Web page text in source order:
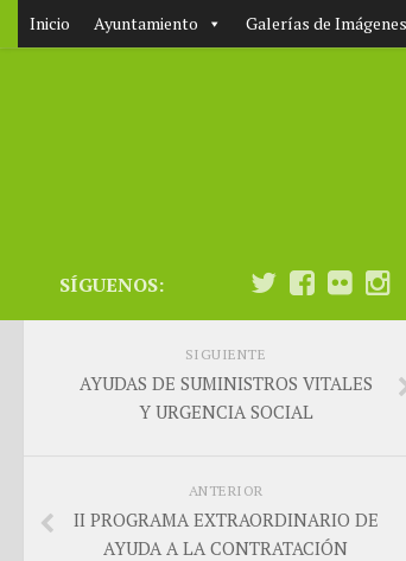
Inicio Ayuntamiento Galerías de Imágenes
SÍGUENOS:
SIGUIENTE
AYUDAS DE SUMINISTROS VITALES
Y URGENCIA SOCIAL
ANTERIOR
II PROGRAMA EXTRAORDINARIO DE
AYUDA A LA CONTRATACIÓN